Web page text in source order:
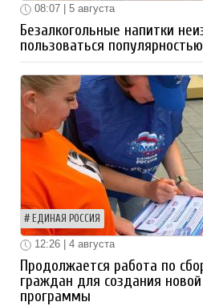
08:07 | 5 августа
Безалкогольные напитки
пользоваться популярностью
ЕДИНАЯ РОССИЯ
12:26 | 4 августа
Продолжается работа по
граждан для создания
программы